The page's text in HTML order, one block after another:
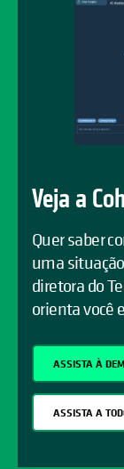
Veja a
Quer saber
uma
diretora do
orienta você
ASSISTA À
ASSISTA A